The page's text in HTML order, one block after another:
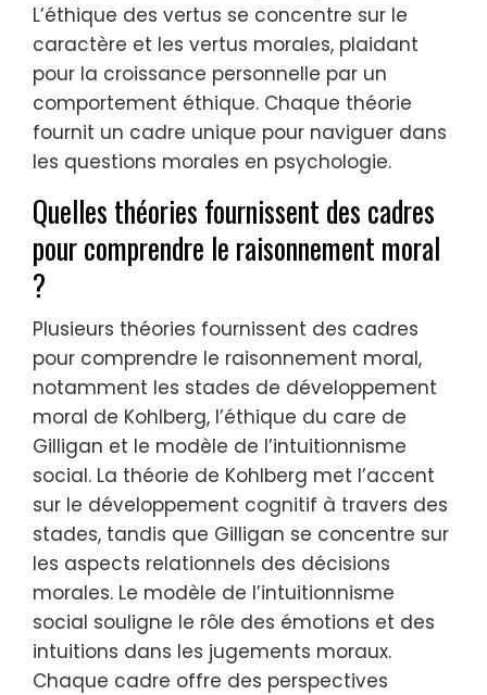
L’éthique des vertus se concentre sur le
caractère et les vertus morales, plaidant
pour la croissance personnelle par un
comportement éthique. Chaque théorie
fournit un cadre unique pour naviguer dans
les questions morales en psychologie.
Quelles théories fournissent des cadres
pour comprendre le raisonnement moral
?
Plusieurs théories fournissent des cadres
pour comprendre le raisonnement moral,
notamment les stades de développement
moral de Kohlberg, l’éthique du care de
Gilligan et le modèle de l’intuitionnisme
social. La théorie de Kohlberg met l’accent
sur le développement cognitif à travers des
stades, tandis que Gilligan se concentre sur
les aspects relationnels des décisions
morales. Le modèle de l’intuitionnisme
social souligne le rôle des émotions et des
intuitions dans les jugements moraux.
Chaque cadre offre des perspectives